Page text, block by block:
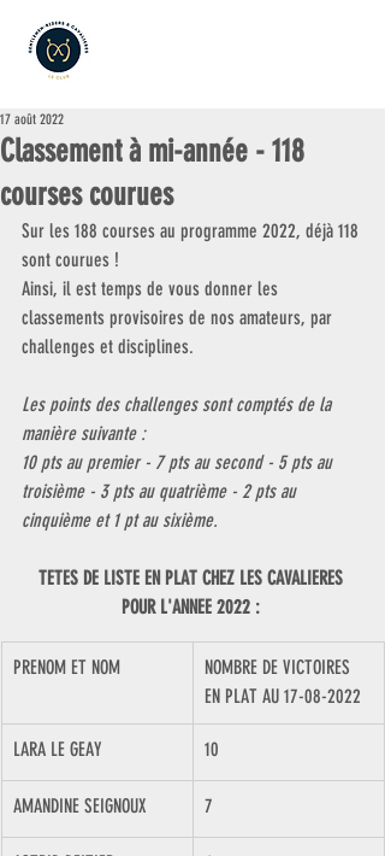
Classement à mi-année - 118
courses courues
17 août 2022
Sur les 188 courses au programme 2022, déjà 118
sont courues !
Ainsi, il est temps de vous donner les
classements provisoires de nos amateurs, par
challenges et disciplines.
Les points des challenges sont comptés de la
manière suivante :
10 pts au premier - 7 pts au second - 5 pts au
troisième - 3 pts au quatrième - 2 pts au
cinquième et 1 pt au sixième.
TETES DE LISTE EN PLAT CHEZ LES CAVALIERES
POUR L'ANNEE 2022 :
PRENOM ET NOM
NOMBRE DE VICTOIRES
EN PLAT AU 17-08-2022
LARA LE GEAY 10
AMANDINE SEIGNOUX 7